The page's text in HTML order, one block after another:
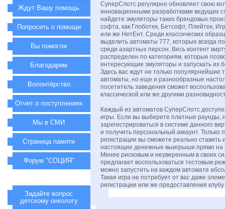
СуперСлотс регулярно обновляет свою
инновационными разработками ведущих
найдете эмуляторы таких брендовых
софта, как Глоботек, Бетсофт, Плейтек,
или же НетЕнт. Среди классических
выделить автоматы 777, которые всегда
среди азартных персон. Весь контент
распределен по категориям, которые
интересующие эмуляторы и запускать их
Здесь вас ждут не только популярнейшие
автоматы, но еще и разнообразные
посетитель заведения сможет
классической или же другими
Каждый из автоматов СуперСлотс
игры. Если вы выберите платные раунды,
зарегистрироваться в системе данного
и получить персональный аккаунт. Только
регистрации вы сможете реально ставить
настоящие денежные выигрыши прямо на
Менее рисковым и неуверенным в своих
предлагает воспользоваться тестовым
можно запустить на каждом автомате
Такая игра не потребует от вас даже
регистрации или же предоставления
Ждут Вашу помощь
Попросить о помощи
Вы помогли
Благодарим
Волонтёрство
Отчет о поступлениях
Мы в СМИ
Страница памяти
Форум "СОЦИЯ"
Задайте вопрос
детскому онкологу